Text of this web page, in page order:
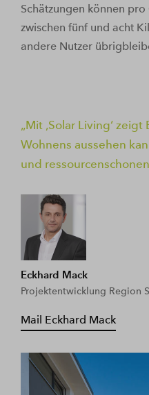
Schätzungen können
zwischen fünf und acht
andere Nutzer
Mit ‚Solar Living‘
Wohnens aussehen
und
Eckhard Mack
Projektentwicklung Region
Mail Eckhard Mack